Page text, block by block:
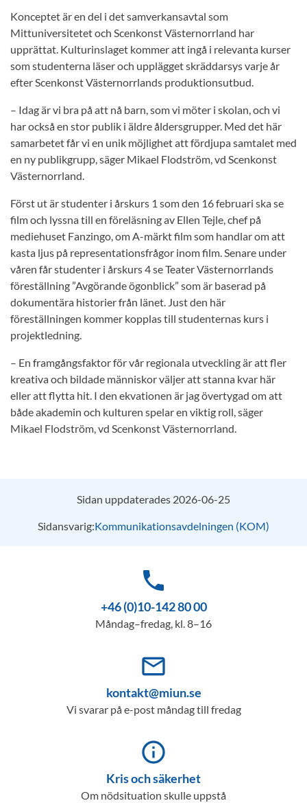
Konceptet är en del i det samverkansavtal som
Mittuniversitetet och Scenkonst Västernorrland har
upprättat. Kulturinslaget kommer att ingå i relevanta kurser
som studenterna läser och upplägget skräddarsys varje år
efter Scenkonst Västernorrlands produktionsutbud.
– Idag är vi bra på att nå barn, som vi möter i skolan, och vi
har också en stor publik i äldre åldersgrupper. Med det här
samarbetet får vi en unik möjlighet att fördjupa samtalet med
en ny publikgrupp, säger Mikael Flodström, vd Scenkonst
Västernorrland.
Först ut är studenter i årskurs 1 som den 16 februari ska se
film och lyssna till en föreläsning av Ellen Tejle, chef på
mediehuset Fanzingo, om A-märkt film som handlar om att
kasta ljus på representationsfrågor inom film. Senare under
våren får studenter i årskurs 4 se Teater Västernorrlands
föreställning ”Avgörande ögonblick” som är baserad på
dokumentära historier från länet. Just den här
föreställningen kommer kopplas till studenternas kurs i
projektledning.
– En framgångsfaktor för vår regionala utveckling är att fler
kreativa och bildade människor väljer att stanna kvar här
eller att flytta hit. I den ekvationen är jag övertygad om att
både akademin och kulturen spelar en viktig roll, säger
Mikael Flodström, vd Scenkonst Västernorrland.
Sidan uppdaterades 2026-06-25
Sidansvarig:Kommunikationsavdelningen (KOM)
phone
+46 (0)10-142 80 00
Måndag–fredag, kl. 8–16
mail_outline
kontakt@miun.se
Vi svarar på e-post måndag till fredag
info_outline
Kris och säkerhet
Om nödsituation skulle uppstå